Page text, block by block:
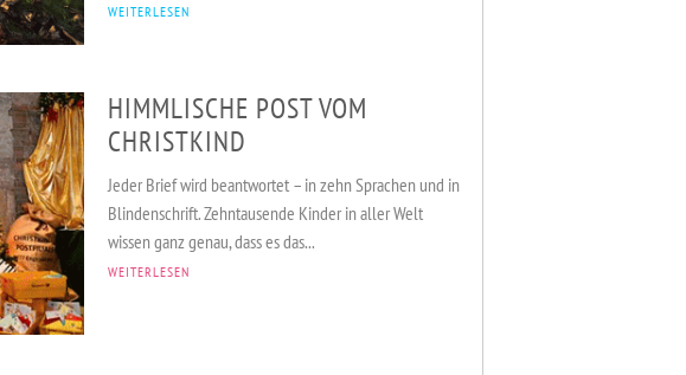
WEITERLESEN
HIMMLISCHE POST VOM
CHRISTKIND
Jeder Brief wird beantwortet – in zehn Sprachen und in
Blindenschrift. Zehntausende Kinder in aller Welt
wissen ganz genau, dass es das...
WEITERLESEN